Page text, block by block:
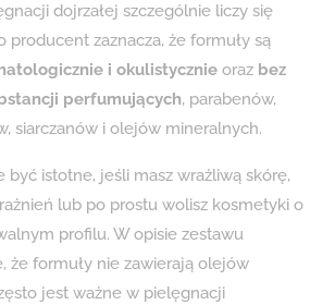
dojrzałej szczególnie liczy się
producent zaznacza, że formuły są
i okulistycznie oraz bez
perfumujących, parabenów,
siarczanów i olejów mineralnych.
być istotne, jeśli masz wrażliwą skórę,
lub po prostu wolisz kosmetyki o
profilu. W opisie zestawu
że formuły nie zawierają olejów
jest ważne w pielęgnacji